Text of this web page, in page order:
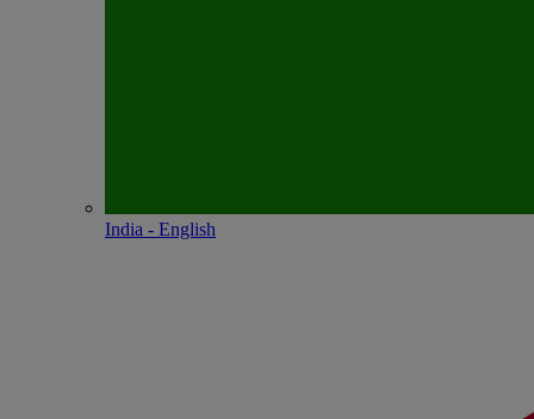
India - English